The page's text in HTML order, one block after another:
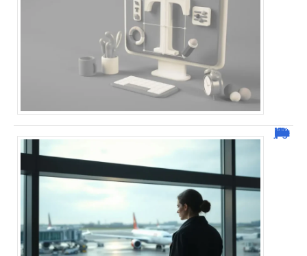
Combien de jour pour un décès d’un parent à l’étranger ?